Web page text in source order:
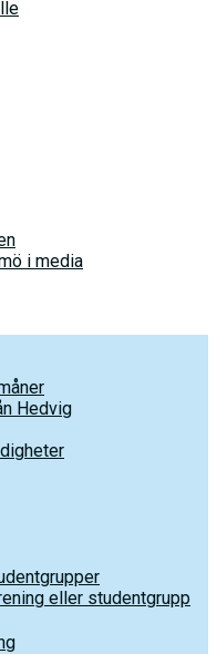
i media
Hedvig
eller studentgrupp